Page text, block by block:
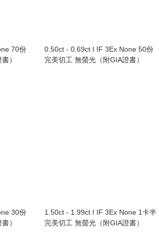
70份
）
0.50ct - 0.69ct I IF 3Ex None 50份
完美切工 無螢光（附GIA證書）
30份
）
1.50ct - 1.99ct I IF 3Ex None 1卡半
完美切工 無螢光（附GIA證書）